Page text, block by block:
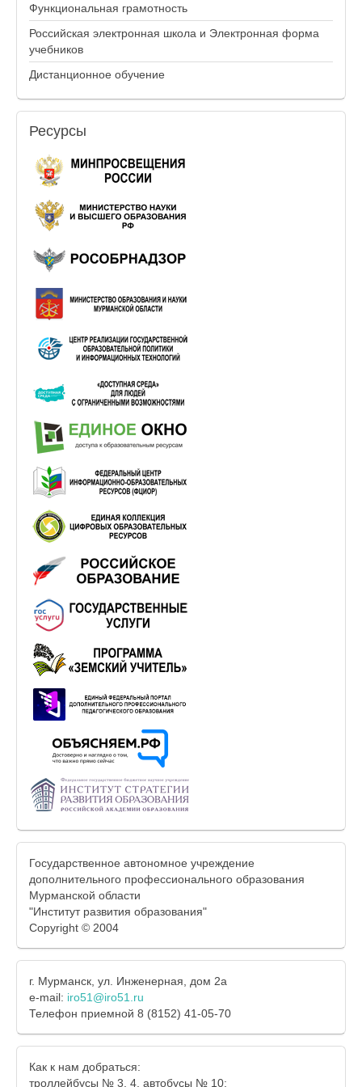
Функциональная грамотность
Российская электронная школа и Электронная форма
учебников
Дистанционное обучение
Ресурсы
Государственное автономное учреждение
дополнительного профессионального образования
Мурманской области
"Институт развития образования"
Copyright © 2004
г. Мурманск, ул. Инженерная, дом 2а
e-mail: iro51@iro51.ru
Телефон приемной 8 (8152) 41-05-70
Как к нам добраться:
троллейбусы № 3, 4, автобусы № 10;